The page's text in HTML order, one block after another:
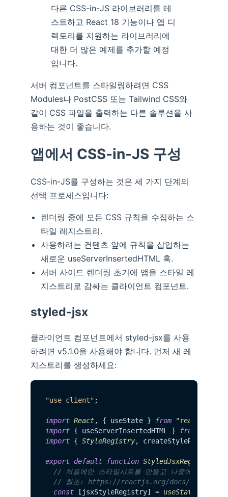
다른 CSS-in-JS 라이브러리를 테
스트하고 React 18 기능이나 앱 디
렉토리를 지원하는 라이브러리에
대한 더 많은 예제를 추가할 예정
입니다.
서버 컴포넌트를 스타일링하려면 CSS
Modules나 PostCSS 또는 Tailwind CSS와
같이 CSS 파일을 출력하는 다른 솔루션을 사
용하는 것이 좋습니다.
앱에서 CSS-in-JS 구성
CSS-in-JS를 구성하는 것은 세 가지 단계의
선택 프로세스입니다:
렌더링 중에 모든 CSS 규칙을 수집하는 스
타일 레지스트리.
사용하려는 컨텐츠 앞에 규칙을 삽입하는
새로운 useServerInsertedHTML 훅.
서버 사이드 렌더링 초기에 앱을 스타일 레
지스트리로 감싸는 클라이언트 컴포넌트.
styled-jsx
클라이언트 컴포넌트에서 styled-jsx를 사용
하려면 v5.1.0을 사용해야 합니다. 먼저 새 레
지스트리를 생성하세요:
"use client" ;
import React, { useState } from "react"
import { useServerInsertedHTML } from
import { StyleRegistry, createStyleRegistry
export default function StyledJsxRegistry
// 처음에만 스타일시트를 만들고 나중에 사용합니
// 참조: https://reactjs.org/docs/hooks-
const [jsxStyleRegistry] = useState